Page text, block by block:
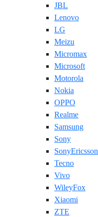
JBL
Lenovo
LG
Meizu
Micromax
Microsoft
Motorola
Nokia
OPPO
Realme
Samsung
Sony
SonyEricsson
Tecno
Vivo
WileyFox
Xiaomi
ZTE